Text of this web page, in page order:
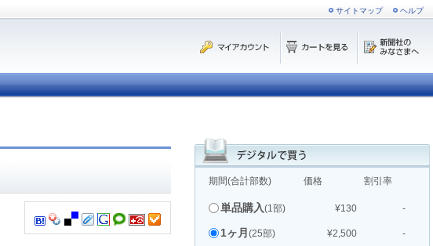
サイトマップ ヘルプ
期間(合計部数) 価格 割引率
単品購入(1部) ¥130 -
1ヶ月 (25部) ¥2,500 -